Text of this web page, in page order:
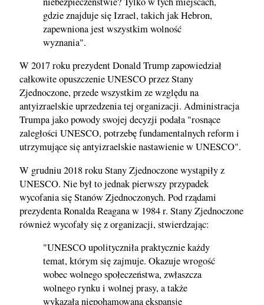
gdzie znajduje się Izrael, takich jak Hebron,
zapewniona jest wszystkim wolność
wyznania".
W 2017 roku prezydent Donald Trump zapowiedział
całkowite opuszczenie UNESCO przez Stany
Zjednoczone, przede wszystkim ze względu na
antyizraelskie uprzedzenia tej organizacji. Administracja
Trumpa jako powody swojej decyzji podała "rosnące
zaległości UNESCO, potrzebę fundamentalnych reform i
utrzymujące się antyizraelskie nastawienie w UNESCO".
W grudniu 2018 roku Stany Zjednoczone wystąpiły z
UNESCO. Nie był to jednak pierwszy przypadek
wycofania się Stanów Zjednoczonych. Pod rządami
prezydenta Ronalda Reagana w 1984 r. Stany Zjednoczone
również wycofały się z organizacji, stwierdzając:
"UNESCO upolityczniła praktycznie każdy
temat, którym się zajmuje. Okazuje wrogość
wobec wolnego społeczeństwa, zwłaszcza
wolnego rynku i wolnej prasy, a także
wykazała niepohamowaną ekspansję